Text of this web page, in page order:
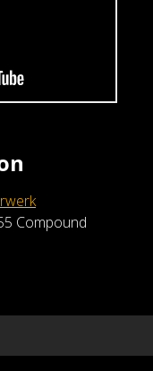
Compound
El Gato Vuurwerk
Fiesta Cielo Dorada
€239,99